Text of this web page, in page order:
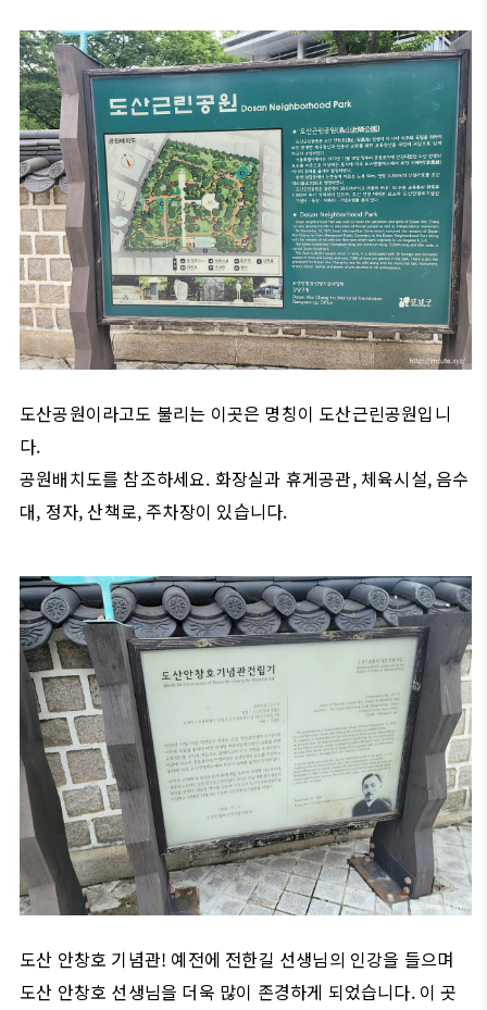
도산공원이라고도 불리는 이곳은 명칭이 도산근린공원입니
다.
공원배치도를 참조하세요. 화장실과 휴게공관, 체육시설, 음수
대, 정자, 산책로, 주차장이 있습니다.
도산 안창호 기념관! 예전에 전한길 선생님의 인강을 들으며
도산 안창호 선생님을 더욱 많이 존경하게 되었습니다. 이 곳